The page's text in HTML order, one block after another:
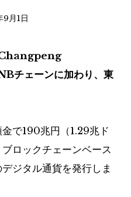
9月1日
チェーンに加わり、東
で190兆円（1.29兆ド
ロックチェーンベース
ジタル通貨を発行しま